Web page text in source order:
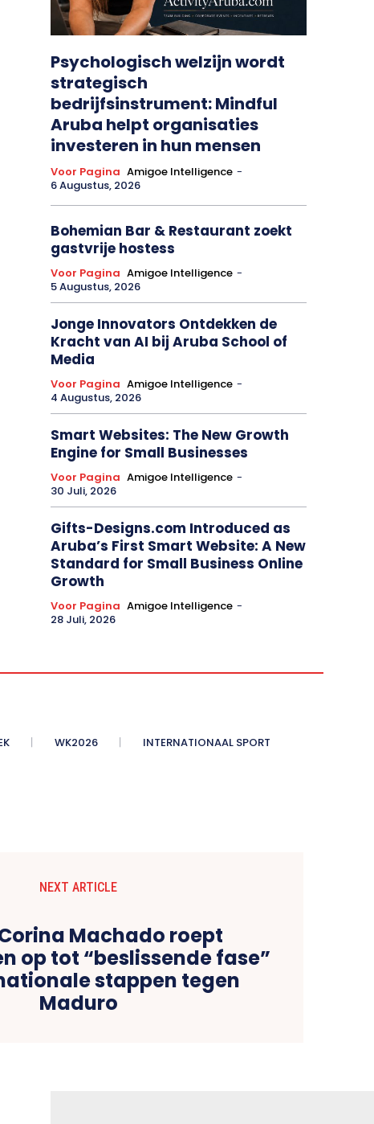
Psychologisch welzijn wordt
strategisch
bedrijfsinstrument: Mindful
Aruba helpt organisaties
investeren in hun mensen
Voor Pagina Amigoe Intelligence -
6 Augustus, 2026
Bohemian Bar & Restaurant zoekt
gastvrije hostess
Voor Pagina Amigoe Intelligence -
5 Augustus, 2026
Jonge Innovators Ontdekken de
Kracht van AI bij Aruba School of
Media
Voor Pagina Amigoe Intelligence -
4 Augustus, 2026
Smart Websites: The New Growth
Engine for Small Businesses
Voor Pagina Amigoe Intelligence -
30 Juli, 2026
Gifts-Designs.com Introduced as
Aruba’s First Smart Website: A New
Standard for Small Business Online
Growth
Voor Pagina Amigoe Intelligence -
28 Juli, 2026
WK2026 INTERNATIONAAL SPORT
NEXT ARTICLE
Machado roept
op tot “beslissende fase”
stappen tegen
Maduro